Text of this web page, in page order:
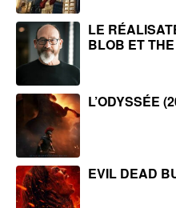
LE
BLOB ET
L’ODYSSÉE
EVIL DEAD